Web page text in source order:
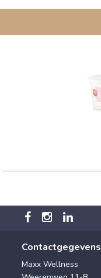
Contactgegevens
Maxx Wellness